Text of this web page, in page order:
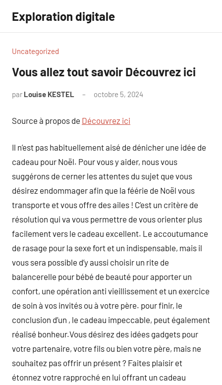
contenu
Exploration digitale
Uncategorized
Vous allez tout savoir Découvrez ici
par Louise KESTEL octobre 5, 2024
Source à propos de Découvrez ici
Il n’est pas habituellement aisé de dénicher une idée de
cadeau pour Noël. Pour vous y aider, nous vous
suggérons de cerner les attentes du sujet que vous
désirez endommager afin que la féérie de Noël vous
transporte et vous offre des ailes ! C’est un critère de
résolution qui va vous permettre de vous orienter plus
facilement vers le cadeau excellent. Le accoutumance
de rasage pour la sexe fort et un indispensable, mais il
vous sera possible d’y aussi choisir un rite de
balancerelle pour bébé de beauté pour apporter un
confort, une opération anti vieillissement et un exercice
de soin à vos invités ou à votre père. pour finir, le
conclusion d’un , le cadeau impeccable, peut également
réalisé bonheur.Vous désirez des idées gadgets pour
votre partenaire, votre fils ou bien votre père, mais ne
souhaitez pas offrir un présent ? Faites plaisir et
étonnez votre rapproché en lui offrant un cadeau